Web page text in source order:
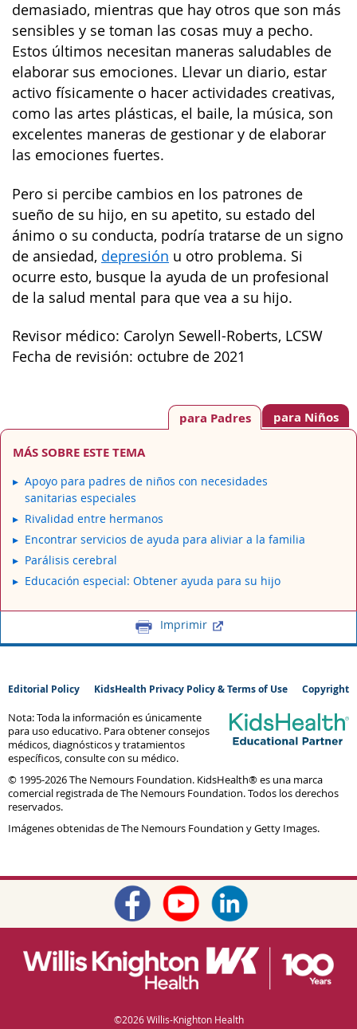
demasiado, mientras que hay otros que son más
sensibles y se toman las cosas muy a pecho.
Estos últimos necesitan maneras saludables de
elaborar sus emociones. Llevar un diario, estar
activo físicamente o hacer actividades creativas,
como las artes plásticas, el baile, la música, son
excelentes maneras de gestionar y de elaborar
las emociones fuertes.
Pero si percibe cambios en los patrones de
sueño de su hijo, en su apetito, su estado del
ánimo o su conducta, podría tratarse de un signo
de ansiedad, depresión u otro problema. Si
ocurre esto, busque la ayuda de un profesional
de la salud mental para que vea a su hijo.
Revisor médico: Carolyn Sewell-Roberts, LCSW
Fecha de revisión: octubre de 2021
para Niños
para Padres
MÁS SOBRE ESTE TEMA
Apoyo para padres de niños con necesidades
sanitarias especiales
Rivalidad entre hermanos
Encontrar servicios de ayuda para aliviar a la familia
Parálisis cerebral
Educación especial: Obtener ayuda para su hijo
Imprimir
Editorial Policy KidsHealth Privacy Policy & Terms of Use Copyright
Nota: Toda la información es únicamente
para uso educativo. Para obtener consejos
médicos, diagnósticos y tratamientos
específicos, consulte con su médico.
© 1995-2026 The Nemours Foundation. KidsHealth® es una marca
comercial registrada de The Nemours Foundation. Todos los derechos
reservados.
Imágenes obtenidas de The Nemours Foundation y Getty Images.
©2026 Willis-Knighton Health